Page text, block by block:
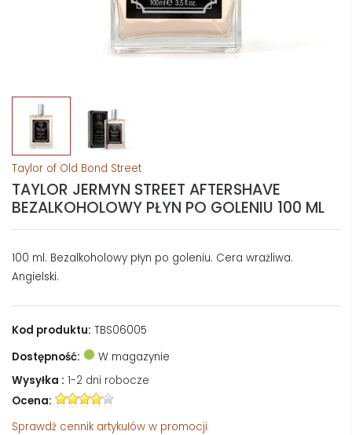
Taylor of Old Bond Street
TAYLOR JERMYN STREET AFTERSHAVE
BEZALKOHOLOWY PŁYN PO GOLENIU 100 ML
100 ml. Bezalkoholowy płyn po goleniu. Cera wrażliwa.
Angielski.
Kod produktu: TBS06005
Dostępność:
W magazynie
Wysyłka : 1-2 dni robocze
Ocena:
Sprawdź cennik artykułów w promocji